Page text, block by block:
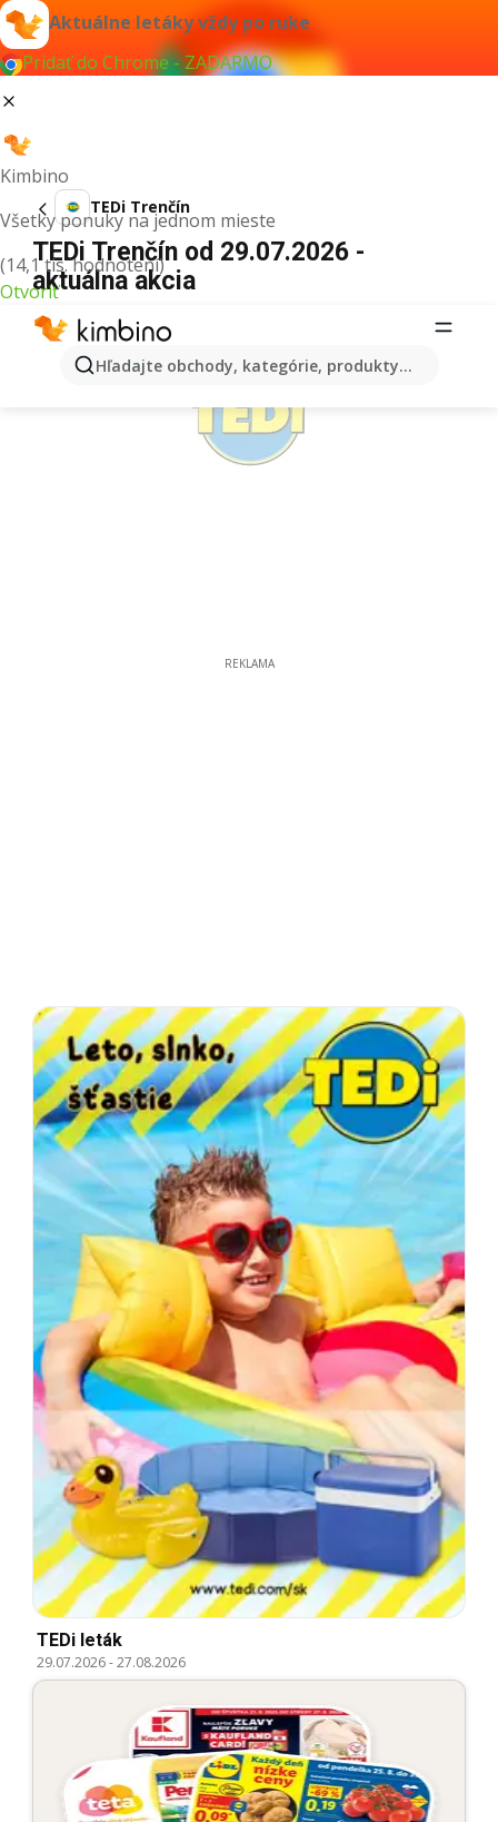
Aktuálne letáky vždy po ruke
Pridať do Chrome - ZADARMO
Kimbino
Všetky ponuky na jednom mieste
(14,1 tis. hodnotení)
Otvoriť
Hľadajte obchody, kategórie, produkty...
TEDi Trenčín
TEDi Trenčín od 29.07.2026 -
aktuálna akcia
REKLAMA
TEDi leták
29.07.2026-27.08.2026